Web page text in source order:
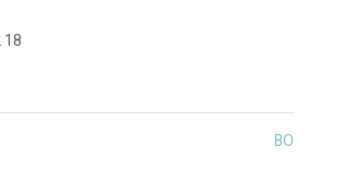
18 באוקטובר 2016
BO